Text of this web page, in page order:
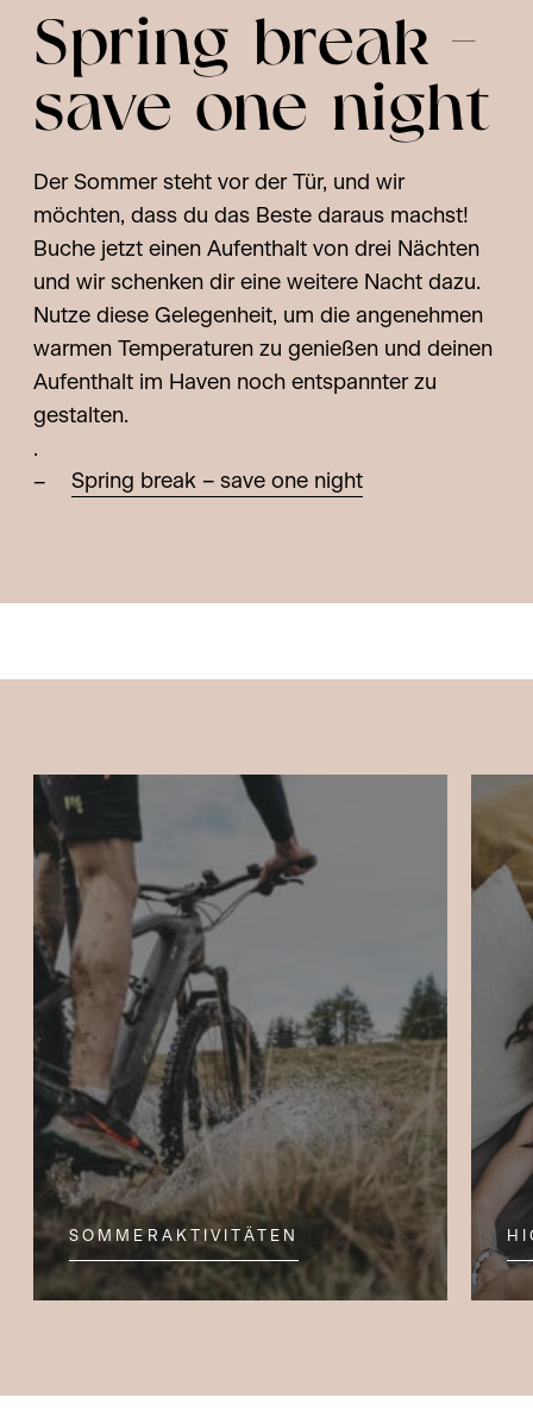
Spring break –
save one night
Der Sommer steht vor der Tür, und wir
möchten, dass du das Beste daraus machst!
Buche jetzt einen Aufenthalt von drei Nächten
und wir schenken dir eine weitere Nacht dazu.
Nutze diese Gelegenheit, um die angenehmen
warmen Temperaturen zu genießen und deinen
Aufenthalt im Haven noch entspannter zu
gestalten.
.
Spring break – save one night
SOMMERAKTIVITÄTEN